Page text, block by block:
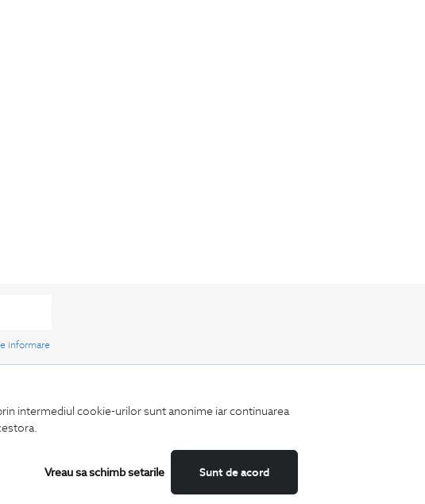
intermediul cookie-urilor sunt anonime iar continuarea
Sunt de acord
Vreau sa schimb setarile
informare